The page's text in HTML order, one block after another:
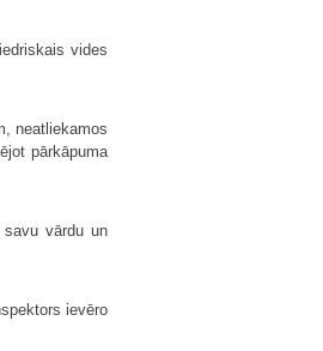
vides
neatliekamos
pārkāpuma
vārdu un
ievēro